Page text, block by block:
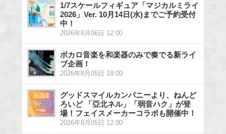
1/7スケールフィギュア「マジカルミライ
2026」Ver. 10月14日(水)までご予約受付
中！
2026年8月06日 12:00
ボカロ音楽を和楽器のみで奏でる新ライ
ブ企画！
2026年8月05日 18:00
グッドスマイルカンパニーより、ねんど
ろいど 「亞北ネル」「弱音ハク」が登
場！フェイスメーカーコラボも開催中！
2026年8月05日 12:00